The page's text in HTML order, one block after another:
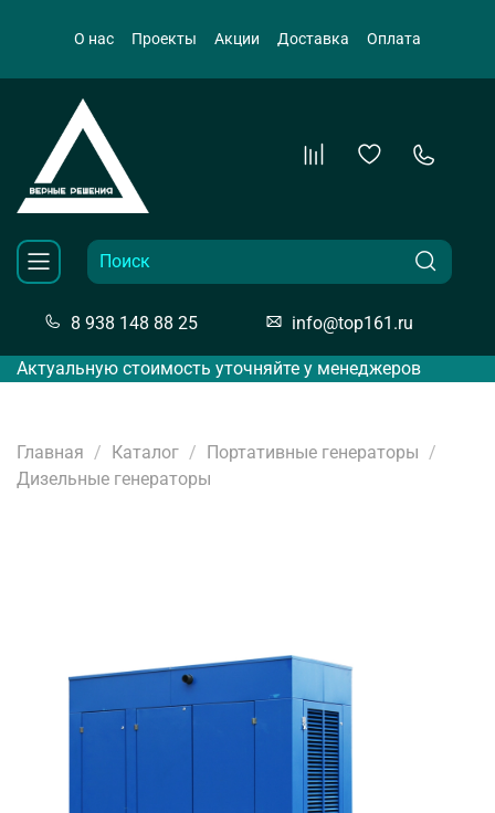
О нас Проекты Акции Доставка Оплата
8 938 148 88 25 info@top161.ru
Актуальную стоимость уточняйте у менеджеров
Главная Каталог
Портативные генераторы
Дизельные генераторы